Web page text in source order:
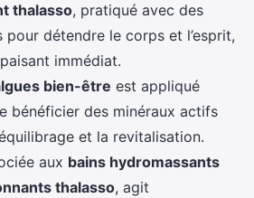
thalasso, pratiqué avec des
pour détendre le corps et l’esprit,
immédiat.
bien-être est appliqué
bénéficier des minéraux actifs
et la revitalisation.
aux bains hydromassants
thalasso, agit